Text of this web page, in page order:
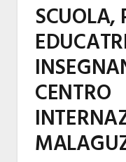
SCUOLA,
CENTRO